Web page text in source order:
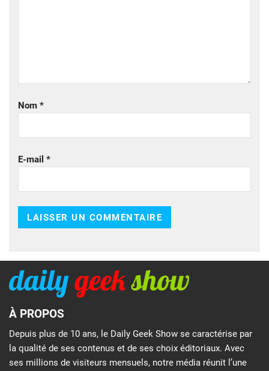
Nom *
E-mail *
À PROPOS
Depuis plus de 10 ans, le Daily Geek Show se caractérise par
la qualité de ses contenus et de ses choix éditoriaux. Avec
ses millions de visiteurs mensuels, notre média réunit l’une